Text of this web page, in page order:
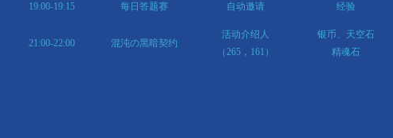
19:00-19:15 每日答题赛 自动邀请 经验
21:00-22:00 混沌の黑暗契约
活动介绍人
（265，161）
银币、天空石
精魂石